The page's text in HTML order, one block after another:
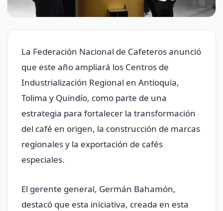
La Federación Nacional de Cafeteros anunció
que este año ampliará los Centros de
Industrialización Regional en Antioquia,
Tolima y Quindío, como parte de una
estrategia para fortalecer la transformación
del café en origen, la construcción de marcas
regionales y la exportación de cafés
especiales.
El gerente general, Germán Bahamón,
destacó que esta iniciativa, creada en esta